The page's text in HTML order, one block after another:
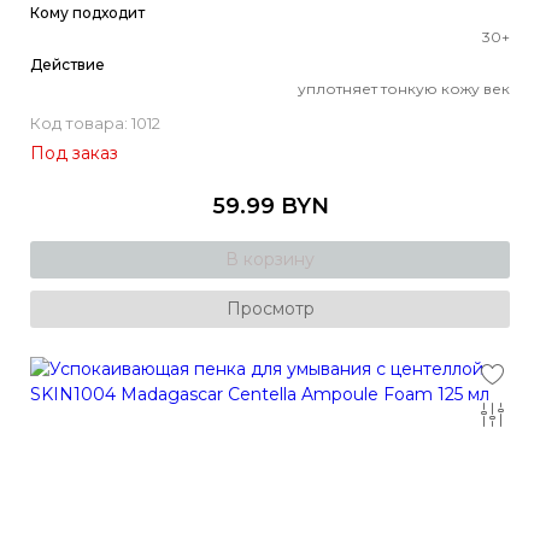
Кому подходит
30+
Действие
уплотняет тонкую кожу век
Код товара: 1012
Под заказ
59.99 BYN
В корзину
Просмотр